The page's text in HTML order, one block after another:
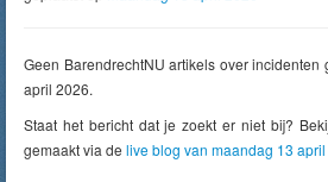
Geen BarendrechtNU artikels over incidenten
april 2026.
Staat het bericht dat je zoekt er niet bij?
gemaakt via de live blog van maandag 13